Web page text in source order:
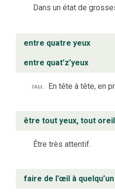
Dans un état de
entre quatre yeux
entre quat’z’yeux
fam. En tête à tête, en
être tout yeux, tout
Être très attentif.
faire de l’œil à quelqu’un